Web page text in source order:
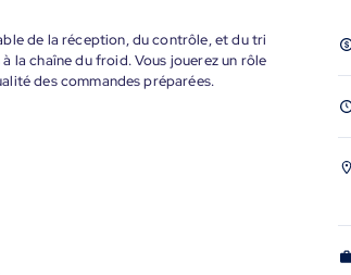
de la réception, du contrôle, et du tri
la chaîne du froid. Vous jouerez un rôle
des commandes préparées.